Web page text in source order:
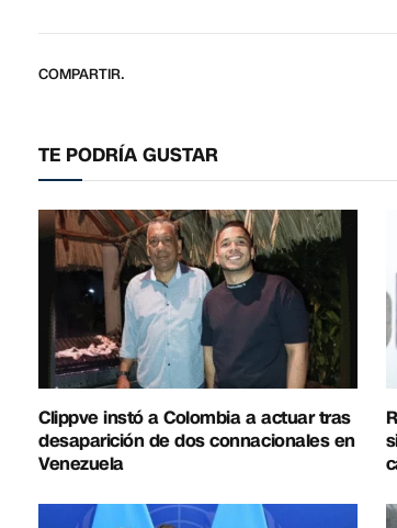
COMPARTIR.
TE PODRÍA GUSTAR
Clippve instó a Colombia a actuar tras
desaparición de dos connacionales en
Venezuela